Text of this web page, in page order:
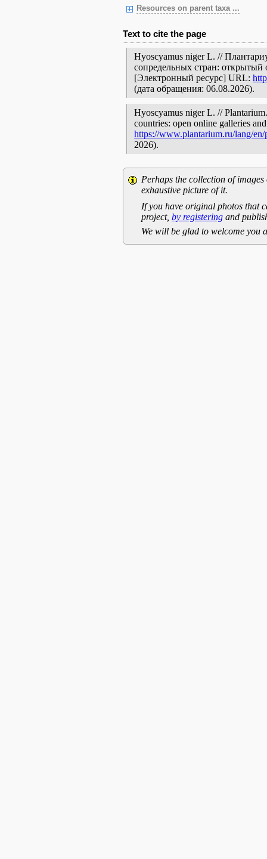
Resources on parent taxa ...
Text to cite the page
Hyoscyamus niger L. //
сопредельных стран: открытый
[Электронный ресурс] URL:
(дата обращения: 06.08.2026).
Hyoscyamus niger L. //
countries: open online galleries
https://www.plantarium.ru/lang/
2026).
Perhaps the collection of
exhaustive picture of it.
If you have original photos that
project, by registering and
We will be glad to welcome